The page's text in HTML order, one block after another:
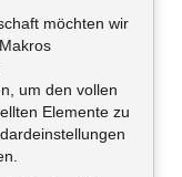
möchten wir
um den vollen
Elemente zu